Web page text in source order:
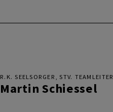
R.K. SEELSORGER, STV. TEAMLEITER
Martin Schiessel